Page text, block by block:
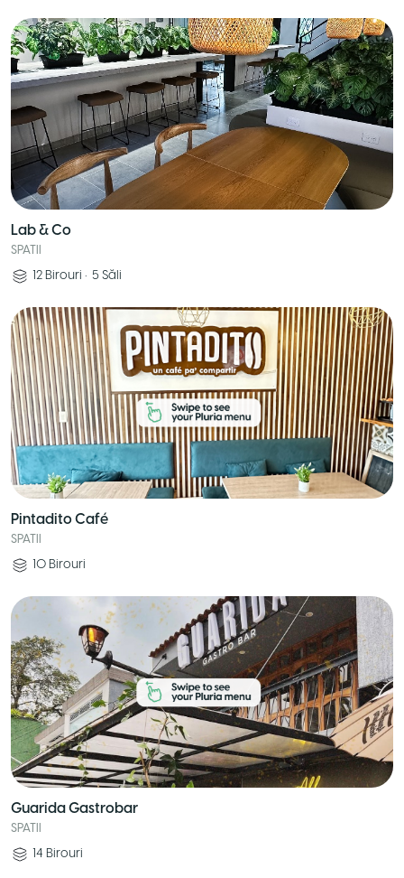
Lab & Co
SPATII
12 Birouri • 5 Săli
Pintadito Café
SPATII
10 Birouri
Guarida Gastrobar
SPATII
14 Birouri